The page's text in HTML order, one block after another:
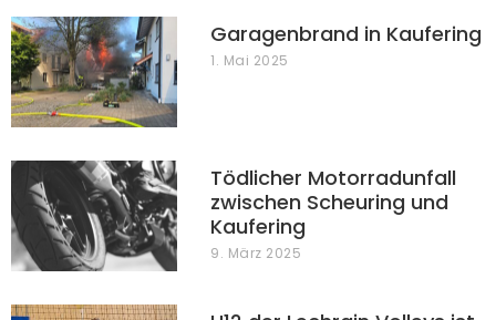
Garagenbrand in Kaufering
1. Mai 2025
Tödlicher Motorradunfall
zwischen Scheuring und
Kaufering
9. März 2025